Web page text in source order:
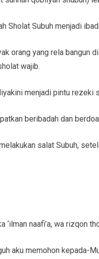
Sholat Subuh menjadi
orang yang rela bangun
wajib.
menjadi pintu
beribadah dan
salat Subuh,
‘ilman naafi’a, wa rizqon
aku memohon kepada-